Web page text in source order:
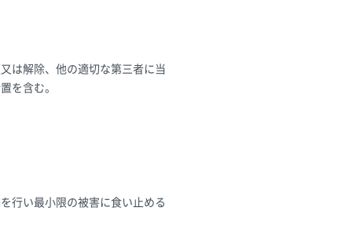
は解除、他の適切な第三者に当
を含む。
行い最小限の被害に食い止める